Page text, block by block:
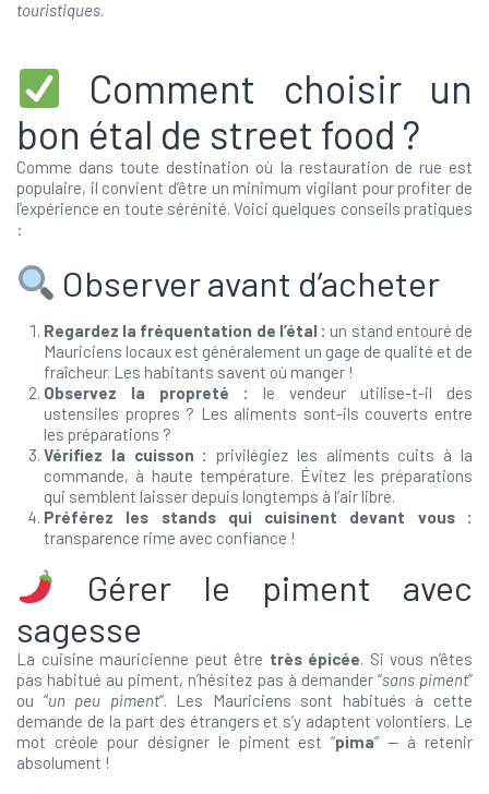
touristiques.
Comment choisir un
bon étal de street food ?
Comme dans toute destination où la restauration de rue est
populaire, il convient d’être un minimum vigilant pour profiter de
l’expérience en toute sérénité. Voici quelques conseils pratiques
:
Observer avant d’acheter
Regardez la fréquentation de l’étal : un stand entouré de
Mauriciens locaux est généralement un gage de qualité et de
fraîcheur. Les habitants savent où manger !
Observez la propreté :
le vendeur utilise-t-il des
ustensiles propres ? Les aliments sont-ils couverts entre
les préparations ?
Vérifiez la cuisson :
privilégiez les aliments cuits à la
commande, à haute température. Évitez les préparations
qui semblent laisser depuis longtemps à l’air libre.
Préférez les stands qui cuisinent devant vous :
transparence rime avec confiance !
Gérer le piment avec
sagesse
La cuisine mauricienne peut être très épicée. Si vous n’êtes
pas habitué au piment, n’hésitez pas à demander “sans piment”
ou “un peu piment“. Les Mauriciens sont habitués à cette
demande de la part des étrangers et s’y adaptent volontiers. Le
mot créole pour désigner le piment est “pima” — à retenir
absolument !